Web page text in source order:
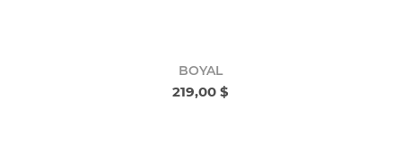
BOYAL
219,00 $